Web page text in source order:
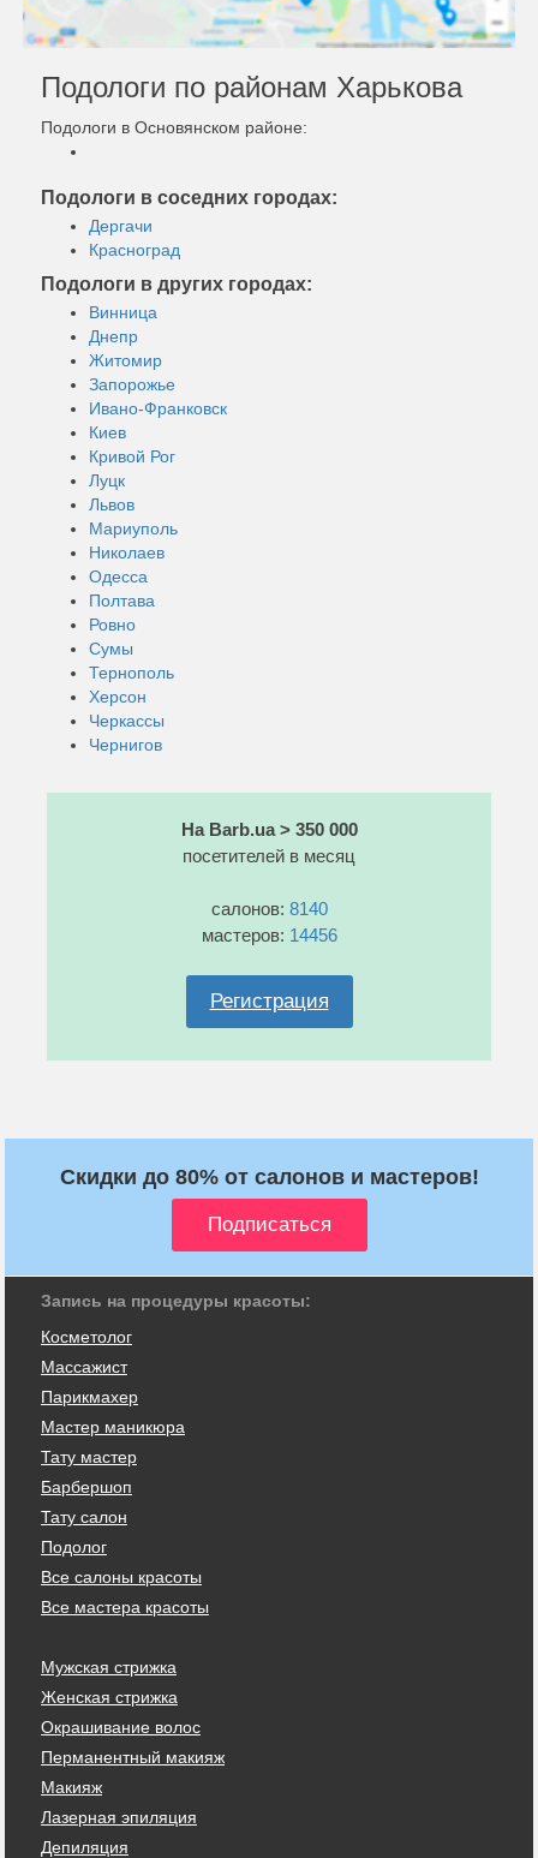
Подологи по районам Харькова
Подологи в Основянском районе:
Подологи в соседних городах:
Дергачи
Красноград
Подологи в других городах:
Винница
Днепр
Житомир
Запорожье
Ивано-Франковск
Киев
Кривой Рог
Луцк
Львов
Мариуполь
Николаев
Одесса
Полтава
Ровно
Сумы
Тернополь
Херсон
Черкассы
Чернигов
На Barb.ua > 350 000
посетителей в месяц
салонов: 8140
мастеров: 14456
Регистрация
Скидки до 80% от салонов и мастеров!
Запись на процедуры красоты:
Косметолог
Массажист
Парикмахер
Мастер маникюра
Тату мастер
Барбершоп
Тату салон
Подолог
Все салоны красоты
Все мастера красоты
Мужская стрижка
Женская стрижка
Окрашивание волос
Перманентный макияж
Макияж
Лазерная эпиляция
Депиляция